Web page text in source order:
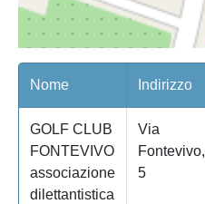
Nome Indirizzo
GOLF CLUB
FONTEVIVO
associazione
dilettantistica
Via
Fontevivo,
5